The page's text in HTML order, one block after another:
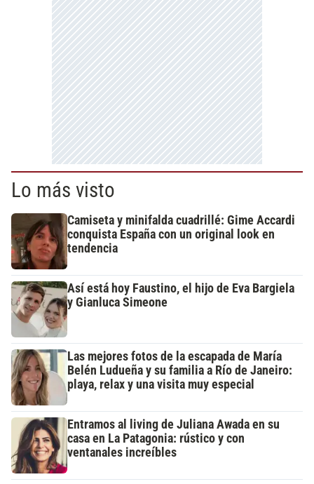
Lo más visto
Camiseta y minifalda cuadrillé: Gime Accardi
conquista España con un original look en
tendencia
Así está hoy Faustino, el hijo de Eva Bargiela
y Gianluca Simeone
Las mejores fotos de la escapada de María
Belén Ludueña y su familia a Río de Janeiro:
playa, relax y una visita muy especial
Entramos al living de Juliana Awada en su
casa en La Patagonia: rústico y con
ventanales increíbles